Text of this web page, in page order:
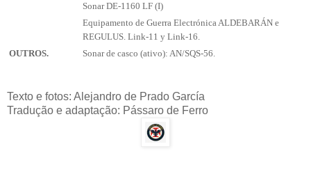
Sonar DE-1160 LF (I)
Equipamento de Guerra Electrónica ALDEBARÁN e
REGULUS. Link-11 y Link-16.
OUTROS.
Sonar de casco (ativo): AN/SQS-56.
Texto e fotos: Alejandro de Prado García
Tradução e adaptação: Pássaro de Ferro